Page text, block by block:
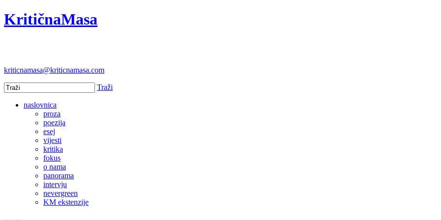
KritičnaMasa
kriticnamasa@kriticnamasa.com
Traži
naslovnica
proza
poezija
esej
vijesti
kritika
fokus
o nama
panorama
intervju
nevergreen
KM ekstenzije